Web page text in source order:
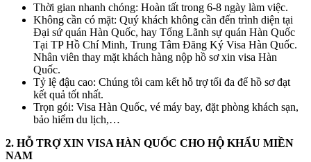
Thời gian nhanh chóng: Hoàn tất trong 6-8 ngày làm việc.
Không cần có mặt: Quý khách không cần đến trình diện tại
Đại sứ quán Hàn Quốc, hay Tổng Lãnh sự quán Hàn Quốc
Tại TP Hồ Chí Minh, Trung Tâm Đăng Ký Visa Hàn Quốc.
Nhân viên thay mặt khách hàng nộp hồ sơ xin visa Hàn
Quốc.
Tỷ lệ đậu cao: Chúng tôi cam kết hỗ trợ tối đa để hồ sơ đạt
kết quả tốt nhất.
Trọn gói: Visa Hàn Quốc, vé máy bay, đặt phòng khách sạn,
bảo hiểm du lịch,…
2. HỖ TRỢ XIN VISA HÀN QUỐC CHO HỘ KHẨU MIỀN
NAM